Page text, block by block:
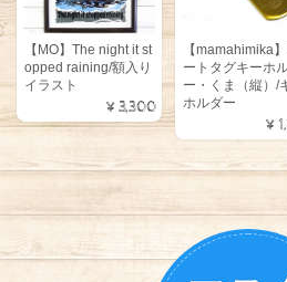
【MO】The night it st
opped raining/額入り
イラスト
¥3,300
【mamahimika
ートタグキーホ
ー・くま（縦）/
ホルダー